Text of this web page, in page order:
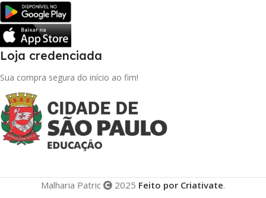
Loja credenciada
Sua compra segura do início ao fim!
Malharia Patric 2025 Feito por Criativate.